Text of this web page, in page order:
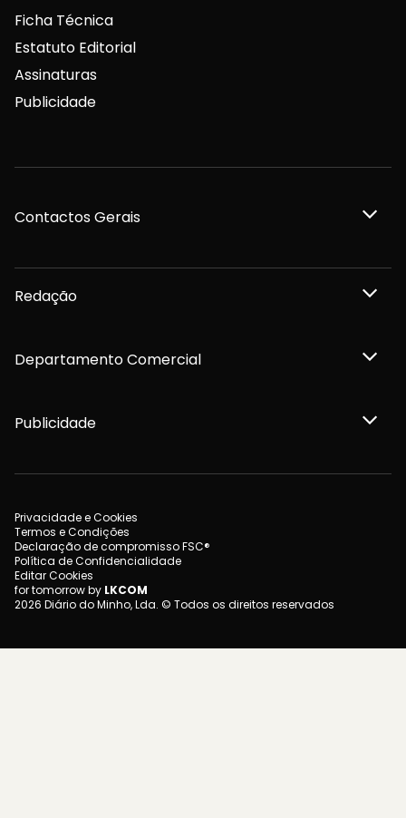
Ficha Técnica
Estatuto Editorial
Assinaturas
Publicidade
Contactos Gerais
Redação
Departamento Comercial
Publicidade
Privacidade e Cookies
Termos e Condições
Declaração de compromisso FSC®
Política de Confidencialidade
Editar Cookies
for tomorrow by LKCOM
2026 Diário do Minho, Lda. © Todos os direitos reservados